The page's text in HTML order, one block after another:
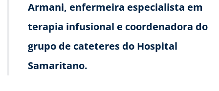
Armani, enfermeira especialista em
terapia infusional e coordenadora do
grupo de cateteres do Hospital
Samaritano.